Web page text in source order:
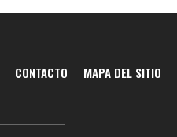
CONTACTO MAPA DEL SITIO